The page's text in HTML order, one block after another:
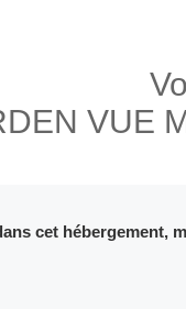
VUE
cet hébergement,